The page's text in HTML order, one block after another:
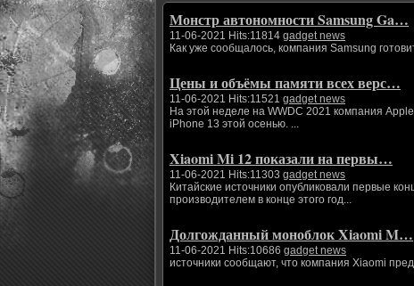
Монстр автономности Samsung Ga…
11-06-2021 Hits:11814 gadget news
Как уже сообщалось, компания Samsung
Цены и объёмы памяти всех верс…
11-06-2021 Hits:11521 gadget news
На этой неделе на WWDC 2021 компания
iPhone 13 этой осенью. ...
Xiaomi Mi 12 показали на первы…
11-06-2021 Hits:11303 gadget news
Китайские источники опубликовали первые
производителем в конце этого год...
Долгожданный моноблок Xiaomi M…
11-06-2021 Hits:10686 gadget news
источники сообщают, что компания Xiaomi